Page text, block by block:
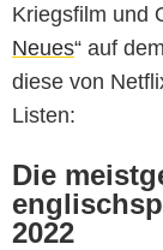
Kriegsfilm und
Neues“ auf
diese von
Listen:
Die
2022